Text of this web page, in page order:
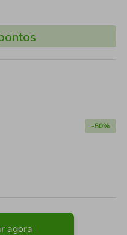
-50%
agora